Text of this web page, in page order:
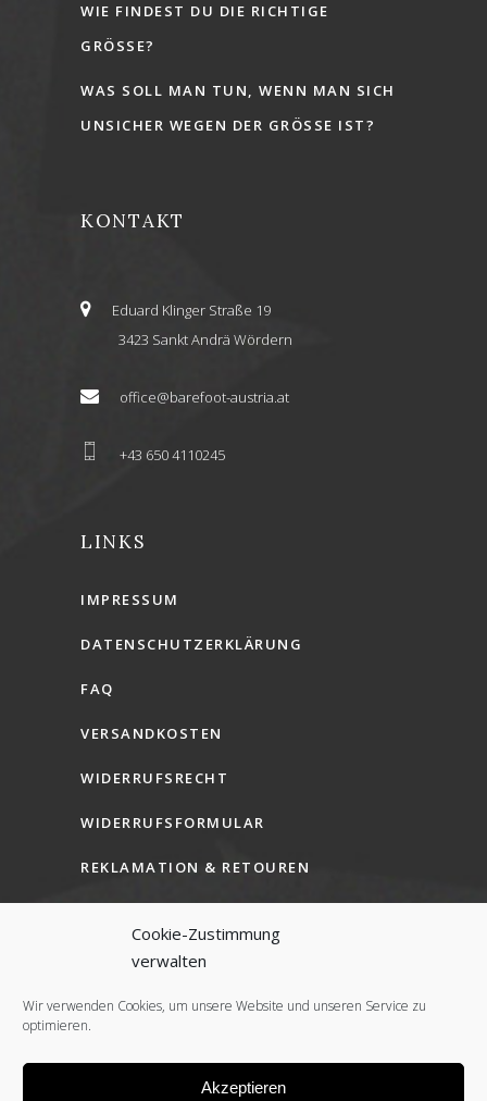
Cookie-Zustimmung
verwalten
Wir verwenden Cookies, um unsere Website und unseren Service zu
optimieren.
Akzeptieren
WIE FINDEST DU DIE RICHTIGE
GRÖSSE?
WAS SOLL MAN TUN, WENN MAN SICH
UNSICHER WEGEN DER GRÖSSE IST?
KONTAKT
Eduard Klinger Straße 19
3423 Sankt Andrä Wördern
office@barefoot-austria.at
+43 650 4110245
LINKS
IMPRESSUM
DATENSCHUTZERKLÄRUNG
FAQ
VERSANDKOSTEN
WIDERRUFSRECHT
WIDERRUFSFORMULAR
REKLAMATION & RETOUREN
AGB (B2B)
COOKIE-RICHTLINIE (EU)